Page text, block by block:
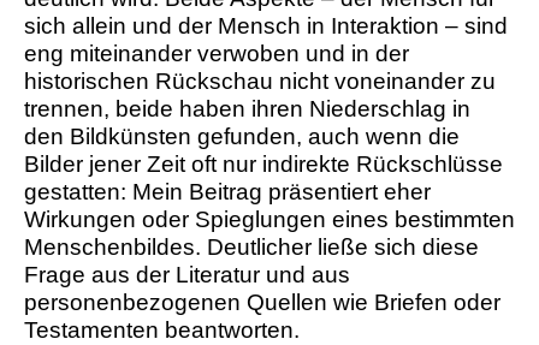
sich allein und der Mensch in Interaktion – sind
eng miteinander verwoben und in der
historischen Rückschau nicht voneinander zu
trennen, beide haben ihren Niederschlag in
den Bildkünsten gefunden, auch wenn die
Bilder jener Zeit oft nur indirekte Rückschlüsse
gestatten: Mein Beitrag präsentiert eher
Wirkungen oder Spieglungen eines bestimmten
Menschenbildes. Deutlicher ließe sich diese
Frage aus der Literatur und aus
personenbezogenen Quellen wie Briefen oder
Testamenten beantworten.